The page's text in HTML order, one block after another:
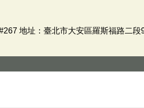
地址：臺北市大安區羅斯福路二段